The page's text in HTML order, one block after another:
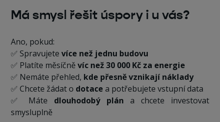
Má smysl řešit úspory i u vás?
Ano, pokud:
✅ Spravujetevíce než jednu budovu
✅ Platíte měsíčněvíc než 30 000 Kč za energie
✅ Nemáte přehled, kde přesně vznikají náklady
✅ Chcete žádat o dotace a potřebujete vstupní data
✅ Máte dlouhodobý plán a chcete investovat
smysluplně